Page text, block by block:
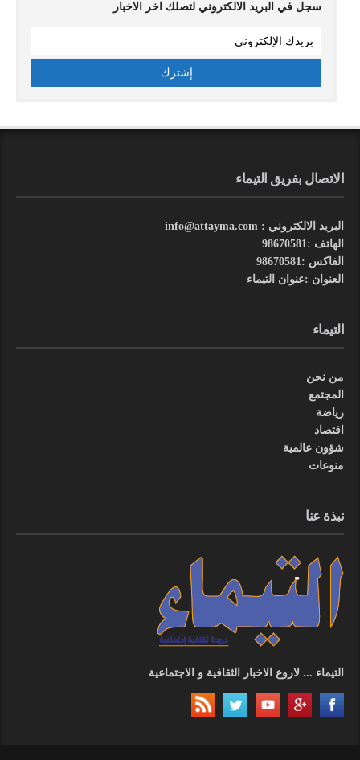
سجل في البريد الالكتروني لتصلك اخر الاخبار
الاتصال بفريق التيماء
البريد الالكتروني : info@attayma.com
الهاتف :98670581
الفاكس :98670581
العنوان :عنوان التيماء
التيماء
من نحن
المجتمع
رياضة
اقتصاد
شؤون عالمية
منوعات
نبذة عنا
التيماء ... لاروع الاخبار الثقافية و الاجتماعية